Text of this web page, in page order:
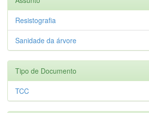
Resistografia
Sanidade da árvore
Tipo de Documento
TCC